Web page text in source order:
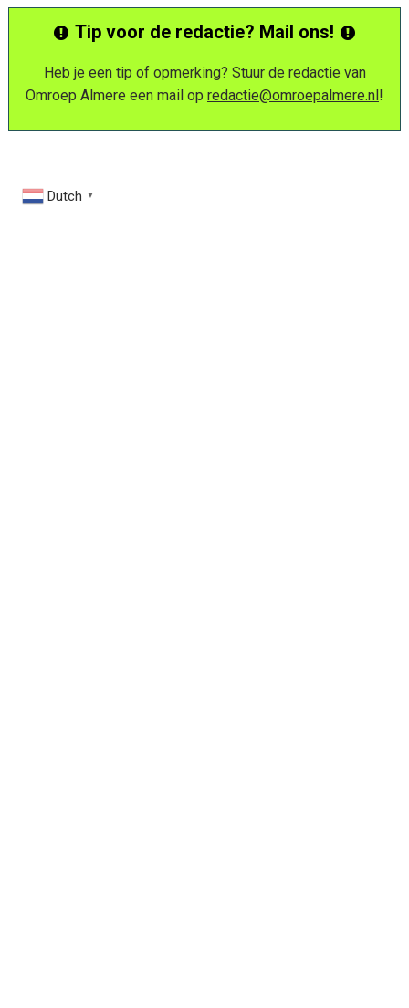
Tip voor de redactie? Mail ons!
Heb je een tip of opmerking? Stuur de redactie van
Omroep Almere een mail op redactie@omroepalmere.nl!
Dutch ▼